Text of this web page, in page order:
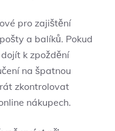
pro zajištění
a balíků. Pokud
k zpoždění
na špatnou
zkontrolovat
nákupech.